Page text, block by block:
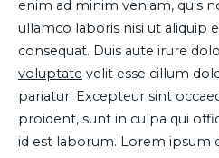
enim ad minim veniam, quis
ullamco laboris nisi ut aliquip
consequat. Duis aute irure
voluptate velit esse cillum
pariatur. Excepteur sint
proident, sunt in culpa qui
id est laborum. Lorem ipsum